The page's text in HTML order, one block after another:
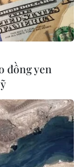
tăng dần
Trung Quốc
tăng dần tỷ
lâm, thủy hải
đồng yen